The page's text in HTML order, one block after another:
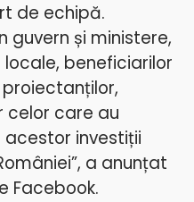
de echipă.
guvern și ministere,
beneficiarilor
celor care au
investiții
a anunțat
Facebook.